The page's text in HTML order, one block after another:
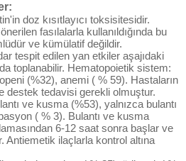
doz kısıtlayıcı toksisitesidir.
fasılalarla kullanıldığında bu
ve kümülatif değildir.
tespit edilen yan etkiler aşajıdaki
toplanabilir. Hematopoietik sistem:
(%32), anemi ( % 59). Hastaların
destek tedavisi gerekli olmuştur.
ve kusma (%53), yalnızca bulantı
( % 3). Bulantı ve kusma
6-12 saat sonra başlar ve
Antiemetik ilaçlarla kontrol altına